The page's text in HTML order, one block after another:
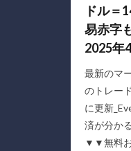
ドル＝
易赤字
2025年
最新のマ
のトレー
に更新
済が分か
▼▼無料